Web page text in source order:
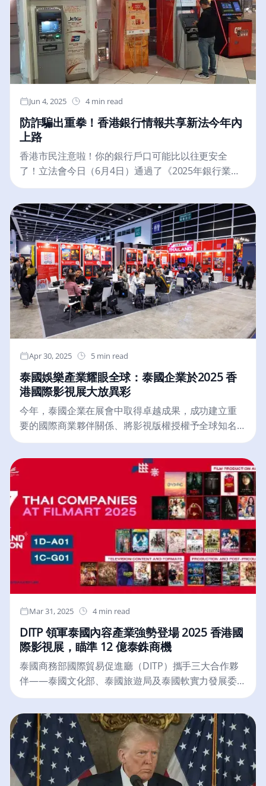
組合。”《時代》回顧了謝赫·塔赫努·本·紮耶德殿下在
近期多項舉措中的角色：“今年3月，謝赫·塔赫努·本·紮
耶德殿下與美國總統唐納德·特朗普會面後，白宮宣佈
阿聯酋將在未來十年投資1.4萬億美元用於美國人工智
慧基礎設施及相關技術；5月，特朗普政府宣佈總統將
解除對中東的關鍵貿易限制。”據《時代》報導，謝赫·
塔赫努·本·紮耶德殿下的舉措為阿布達比一個5吉瓦資
料中心園區奠定了基礎，該園區預計將成為美國以外
全球最大的人工智慧基礎設施項目。週四，《時代》
公佈了第三年度TIME100 AI榜單，表彰人工智慧領域
最具影響力的100位人物。該榜單涵蓋了科技界的頂尖
人物。100人榜單分為四個類別——領導者、創新者、
人士，如馬修·普林斯、埃隆·馬斯克、薩姆·奧爾特曼、
黃仁勳和菲吉·西莫，以及創新者如娜塔莎·萊昂、雷菲
克·阿納多爾、亞曆克斯·布蘭尼亞、邁克·克裡格和馬蒂·
斯坦尼斯澤夫斯基。與謝赫·塔赫努同在塑造者類別的
還有斯圖爾特·拉塞爾、費飛·李、大衛·薩克斯、亨娜·維
爾庫寧和博松·蒂賈尼，而思想家類別包括約書亞·本吉
奧、傑佛瑞·迪恩、傑瑞德·卡普蘭、雷吉娜·巴茲萊和教
皇利奧十四世。為了編制這份榜單，《時代》的編輯
和記者花費數月研究候選人，包括向行業領導者和數
Jun 4, 2025 4 min read
防詐騙出重拳！香港銀行情報共享新法今年內
上路
香港市民注意啦！你的銀行戶口可能比以往更安全
了！立法會今日（6月4日）通過了《2025年銀行業
（修訂）條例草案》，這項新法例將賦予銀行更大的
權力，也為你我打造更堅固的防詐騙防火牆。簡單來
說，這項法例允許銀行在發現可疑活動，例如洗錢、
恐怖份子籌資，甚至是涉及大規模毀滅性武器的資金
流動時，能夠彼此「通風報信」。透過香港金融管理
局（金管局）建立的秘密武器——一個安全、加密的
電子平台，銀行們可以迅速地分享相關帳戶的資訊，
包括企業和個人戶頭，當然，這個平台也會連線到執
法機構。想像一下，詐騙集團正試圖透過多家銀行轉
移贓款，有了這個情報共享機制，一家銀行發現端
倪，就能迅速通知其他銀行，聯手凍結可疑帳戶，讓
詐騙集團無所遁形！這項自願參與的機制，不僅讓銀
行能更早採取行動，阻止非法資金流動，還能加速情
報收集的速度，讓警方能更有效率地打擊詐騙犯罪。
「這就像是為銀行裝上了雷達和聲納，讓他們能更敏
銳地察覺潛藏的危機。」一位不願具名的銀行業人士
向本報透露。財經事務及庫務局局長許正宇表示，這
行體系的穩健性。他更強調，這也展現了香港作為國
際金融中心，為打擊跨國犯罪所作出的努力。不過，
也有市民擔心，銀行間的資訊共享是否會侵犯個人隱
私？對此，金管局發言人強調，該平台採用嚴格的加
密技術，並制定了完善的資料保護措施，確保資訊安
全。此外，銀行只能在發現「合理懷疑」時，才能啟
動資訊共享機制，避免濫用。《2025年銀行業（修
訂）條例草案》預計將在今年內正式實施，具體日期
將另行公布。屆時，香港市民將享有更安全的金融環
上路，共同守護我們的血汗錢！Photo Credit: Shum
Shi Lungam, CC BY-SA 4.0, via Wikimedia Commons
Apr 30, 2025 5 min read
泰國娛樂產業耀眼全球：泰國企業於2025 香
港國際影視展大放異彩
今年，泰國企業在展會中取得卓越成果，成功建立重
要的國際商業夥伴關係、將影視版權授權予全球知名
發行商、並吸引多國製片商赴泰取景，同時展開後期
製作合作洽談。
Mar 31, 2025 4 min read
DITP 領軍泰國內容產業強勢登場 2025 香港國
際影視展，瞄準 12 億泰銖商機
泰國商務部國際貿易促進廳（DITP）攜手三大合作夥
伴——泰國文化部、泰國旅遊局及泰國軟實力發展委
員會（THACCA），共同推動泰國娛樂產業在全球市場
的持續發展。它們將率領 37 家泰國企業參加 2025 年
3 月 17 日至 20 日於中國香港舉行的「香港國際影視
展（FILMART）」。這是亞洲規模最大的內容交易平
台，預計將促成超過12億泰銖的商業洽談機會。在泰
國政府積極推動「軟實力」政策的背景下，娛樂產業